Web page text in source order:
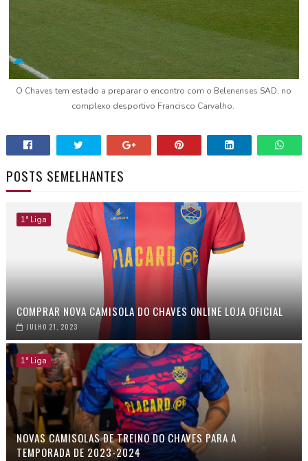
O Chaves tem estado a preparar o encontro com o Belenenses SAD, no
complexo desportivo Francisco Carvalho.
POSTS SEMELHANTES
1ª Liga
COMPRAR NOVA CAMISOLA DO CHAVES ONLINE LOJA OFICIAL
JULHO 21, 2023
1ª Liga
NOVAS CAMISOLAS DE TREINO DO CHAVES PARA A
TEMPORADA DE 2023-2024